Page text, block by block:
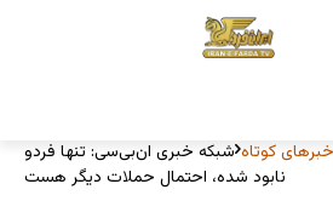
کوتاه شبکه خبری ان‌بی‌سی: تنها فردو
نابود شده، احتمال حملات دیگر هست